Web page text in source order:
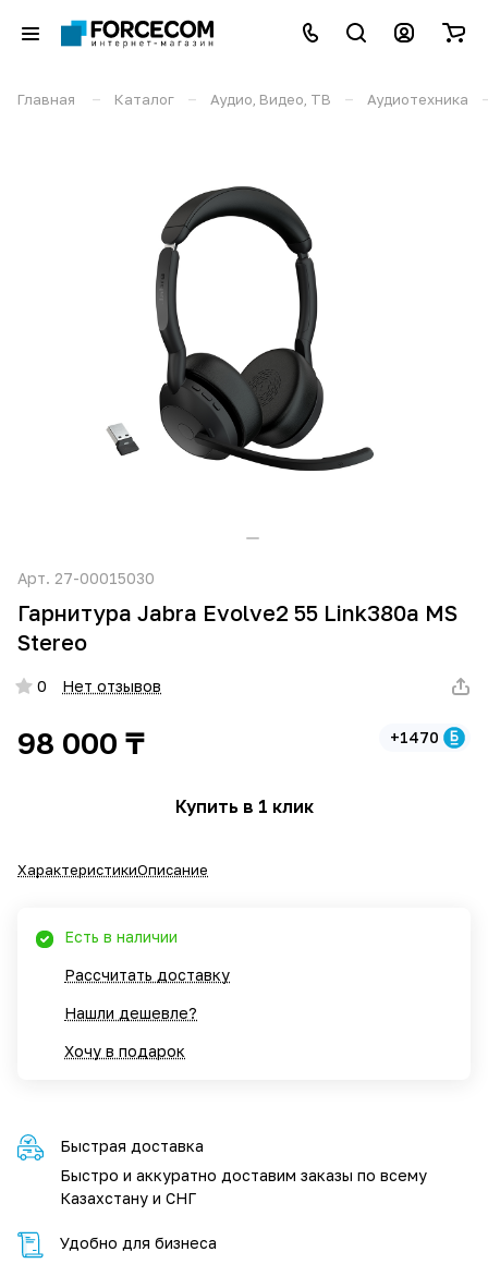
Главная – Каталог – Аудио, Видео, ТВ – Аудиотехника
Арт. 27-00015030
Гарнитура Jabra Evolve2 55 Link380a MS
Stereo
0 Нет отзывов
98 000 ₸ +1470
Купить в 1 клик
ХарактеристикиОписание
Есть в наличии
Рассчитать доставку
Нашли дешевле?
Хочу в подарок
Быстрая доставка
Быстро и аккуратно доставим заказы по всему
Казахстану и СНГ
Удобно для бизнеса